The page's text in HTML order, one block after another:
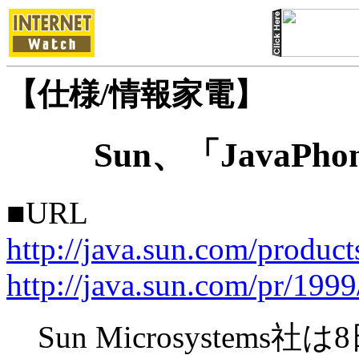
【仕様/情報家電】
Sun、「
■URL
http://java.sun.com/
http://java.sun.com/pr/
Sun Microsystems社は